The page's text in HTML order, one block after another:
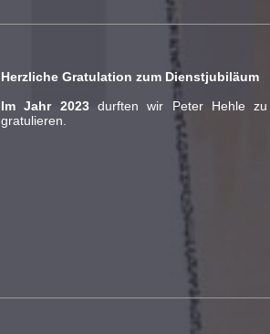
Herzliche Gratulation zum Dienstjubiläum
Im Jahr 2023durften wir Peter Hehle zu
gratulieren.